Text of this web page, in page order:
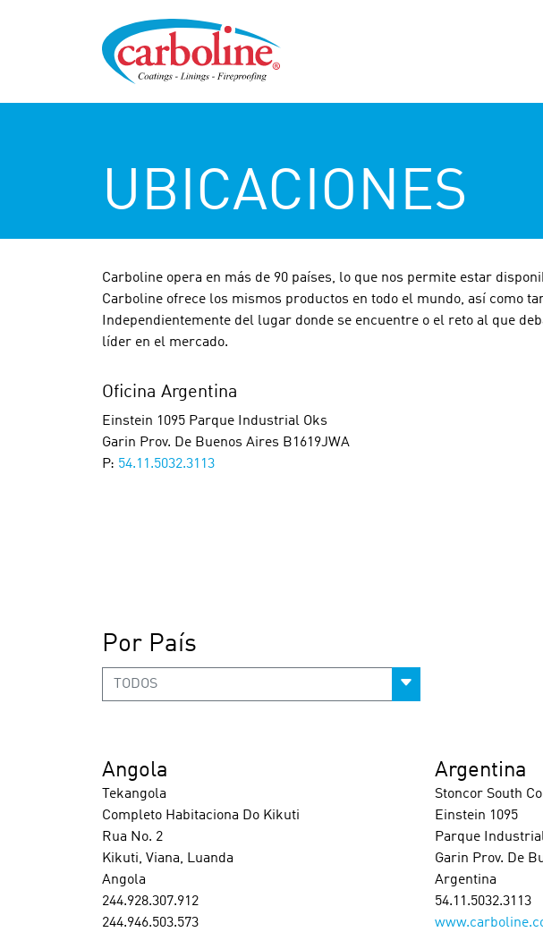
UBICACIONES
Carboline opera en más de 90 países, lo que nos permite estar
Carboline ofrece los mismos productos en todo el mundo, así como
Independientemente del lugar donde se encuentre o el reto al que
líder en el mercado.
Oficina Argentina
Einstein 1095 Parque Industrial Oks
Garin Prov. De Buenos Aires B1619JWA
P: 54.11.5032.3113
Por País
TODOS
Angola
Tekangola
Completo Habitaciona Do Kikuti
Rua No. 2
Kikuti, Viana, Luanda
Angola
244.928.307.912
244.946.503.573
Argentina
Stoncor South
Einstein 1095
Parque
Garin Prov. De
Argentina
54.11.5032.3113